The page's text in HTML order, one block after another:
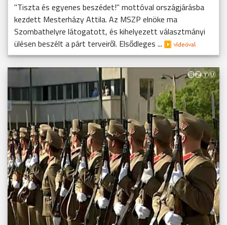
"Tiszta és egyenes beszédet!" mottóval országjárásba
kezdett Mesterházy Attila. Az MSZP elnöke ma
Szombathelyre látogatott, és kihelyezett választmányi
ülésen beszélt a párt terveiről. Elsődleges ...